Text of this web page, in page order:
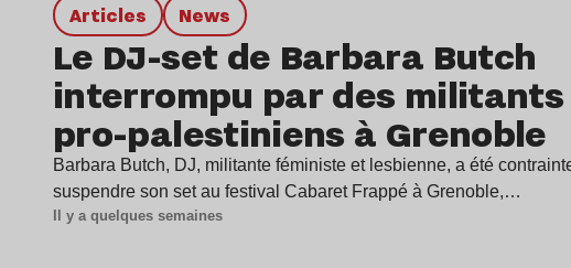
Articles news
Le DJ-set de Barbara Butch
interrompu par des militants
pro-palestiniens à Grenoble
Barbara Butch, DJ, militante féministe et lesbienne, a été
suspendre son set au festival Cabaret Frappé à Grenoble,…
Il y a quelques semaines